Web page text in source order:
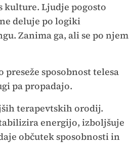
kulture. Ljudje pogosto
deluje po logiki
Zanima ga, ali se po njem
sposobnost telesa
pa propadajo.
terapevtskih orodij.
energijo, izboljšuje
občutek sposobnosti in